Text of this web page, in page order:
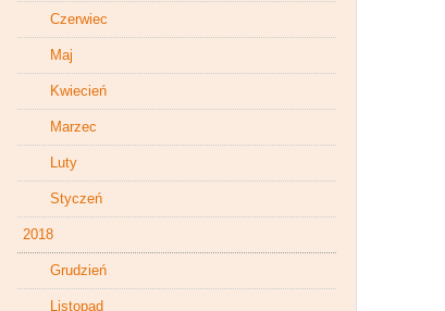
Czerwiec
Maj
Kwiecień
Marzec
Luty
Styczeń
2018
Grudzień
Listopad